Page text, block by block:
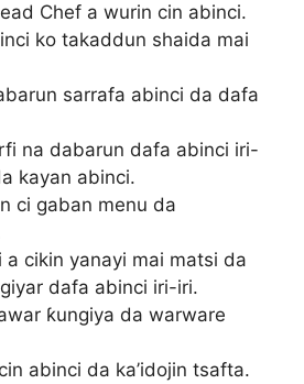
Chef a wurin cin abinci.
ko takaddun shaida mai
sarrafa abinci da dafa
na dabarun dafa abinci iri-
kayan abinci.
ci gaban menu da
a cikin yanayi mai matsi da
dafa abinci iri-iri.
ƙungiya da warware
abinci da ka’idojin tsafta.